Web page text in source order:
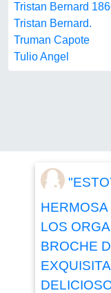
Tristan Bernard
Tristan Bernard.
Truman Capote
Tulio Angel
LOS
BROCHE